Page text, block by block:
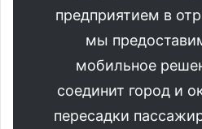
предприятием в
мы
мобильное
соединит город и
пересадки